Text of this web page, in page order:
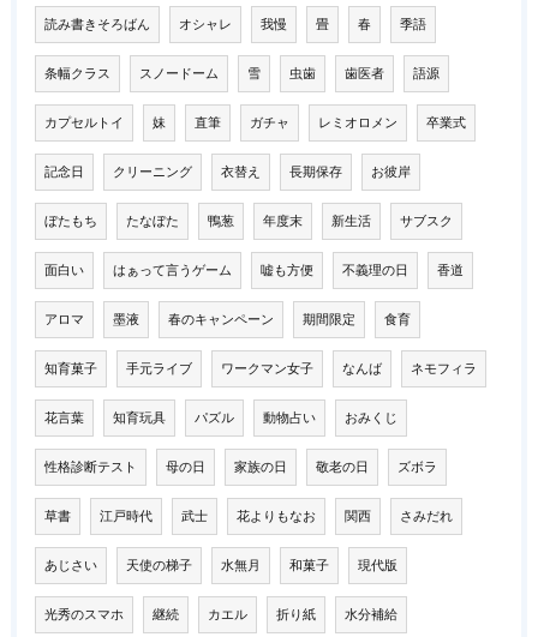
読み書きそろばん オシャレ 我慢 畳 春 季語
条幅クラス スノードーム 雪 虫歯 歯医者 語源
カプセルトイ 妹 直筆 ガチャ レミオロメン 卒業式
記念日 クリーニング 衣替え 長期保存 お彼岸
ぼたもち たなぼた 鴨葱 年度末 新生活 サブスク
面白い はぁって言うゲーム 嘘も方便 不義理の日 香道
アロマ 墨液 春のキャンペーン 期間限定 食育
知育菓子 手元ライブ ワークマン女子 なんば ネモフィラ
花言葉 知育玩具 パズル 動物占い おみくじ
性格診断テスト 母の日 家族の日 敬老の日 ズボラ
草書 江戸時代 武士 花よりもなお 関西 さみだれ
あじさい 天使の梯子 水無月 和菓子 現代版
光秀のスマホ 継続 カエル 折り紙 水分補給